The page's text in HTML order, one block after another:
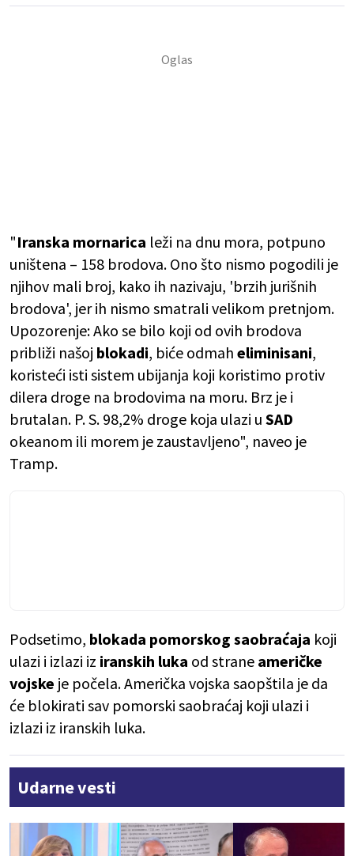
"Iranska mornarica leži na dnu mora, potpuno
uništena – 158 brodova. Ono što nismo pogodili je
njihov mali broj, kako ih nazivaju, 'brzih jurišnih
brodova', jer ih nismo smatrali velikom pretnjom.
Upozorenje: Ako se bilo koji od ovih brodova
približi našoj blokadi, biće odmah eliminisani,
koristeći isti sistem ubijanja koji koristimo protiv
dilera droge na brodovima na moru. Brz je i
brutalan. P. S. 98,2% droge koja ulazi u SAD
okeanom ili morem je zaustavljeno", naveo je
Tramp.
Podsetimo, blokada pomorskog saobraćaja koji
ulazi i izlazi iz iranskih luka od strane američke
vojske je počela. Američka vojska saopštila je da
će blokirati sav pomorski saobraćaj koji ulazi i
izlazi iz iranskih luka.
Udarne vesti